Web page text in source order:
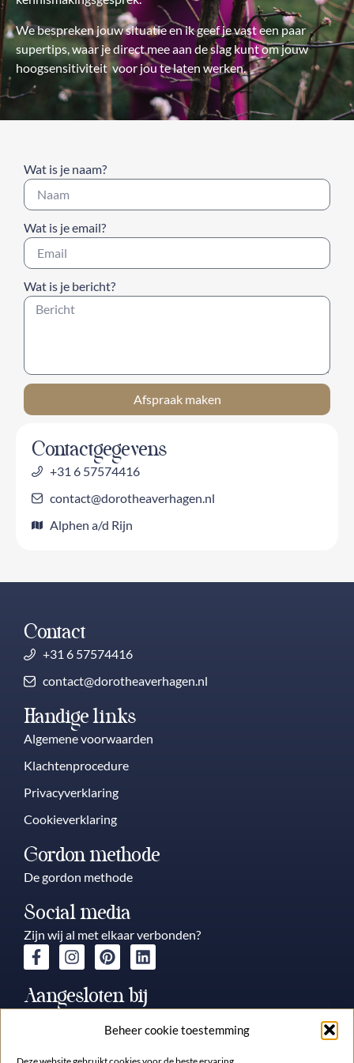
Beheer cookie toestemming
We bespreken jouw situatie en ik geef je vast een paar
supertips, waar je direct mee aan de slag kunt om jouw
hoogsensitiviteit voor jou te laten werken.
Contactgegevens
+31 6 57574416
contact@dorotheaverhagen.nl
Alphen a/d Rijn
Wat is je naam?
Wat is je email?
Wat is je bericht?
Afspraak maken
Contact
+31 6 57574416
contact@dorotheaverhagen.nl
Handige links
Algemene voorwaarden
Klachtenprocedure
Privacyverklaring
Cookieverklaring
Gordon methode
De gordon methode
Social media
Zijn wij al met elkaar verbonden?
Aangesloten bij